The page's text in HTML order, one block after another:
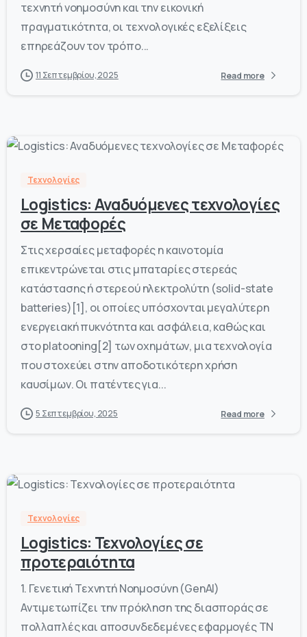
τεχνητή νοημοσύνη και την εικονική
πραγματικότητα, οι τεχνολογικές εξελίξεις
επηρεάζουν τον τρόπο...
11 Σεπτεμβρίου, 2025 Read more
Τεχνολογίες
Logistics: Αναδυόμενες τεχνολογίες
σε Μεταφορές
Στις χερσαίες μεταφορές η καινοτομία
επικεντρώνεται στις μπαταρίες στερεάς
κατάστασης ή στερεού ηλεκτρολύτη (solid-state
batteries)[1], οι οποίες υπόσχονται μεγαλύτερη
ενεργειακή πυκνότητα και ασφάλεια, καθώς και
στο platooning[2] των οχημάτων, μια τεχνολογία
που στοχεύει στην αποδοτικότερη χρήση
καυσίμων. Οι πατέντες για...
5 Σεπτεμβρίου, 2025 Read more
Τεχνολογίες
Logistics: Τεχνολογίες σε
προτεραιότητα
1. Γενετική Τεχνητή Νοημοσύνη (GenAI)
Αντιμετωπίζει την πρόκληση της διασποράς σε
πολλαπλές και αποσυνδεδεμένες εφαρμογές ΤΝ